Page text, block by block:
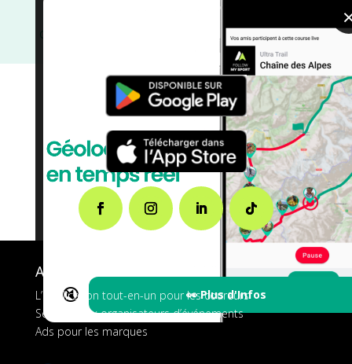
🔇 👀 Plus d'Infos
Grand Est
Distance Faible/
Course à Pied
A propos de FMS
L’application tout-en-un pour les coureurs
Services aux organisateurs d’événements
Ads pour les marques